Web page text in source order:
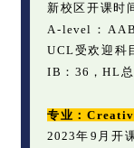
新校区开课时
A-level：
UCL受欢迎科
IB：36，HL
专业：
2023年9月开